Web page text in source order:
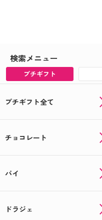
検索メニュー
プチギフト
プチギフト全て
チョコレート
パイ
ドラジェ